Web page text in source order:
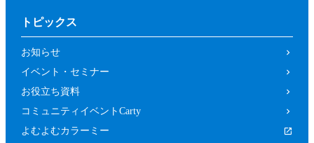
トピックス
お知らせ
イベント・セミナー
お役立ち資料
コミュニティイベントCarty
よむよむカラーミー